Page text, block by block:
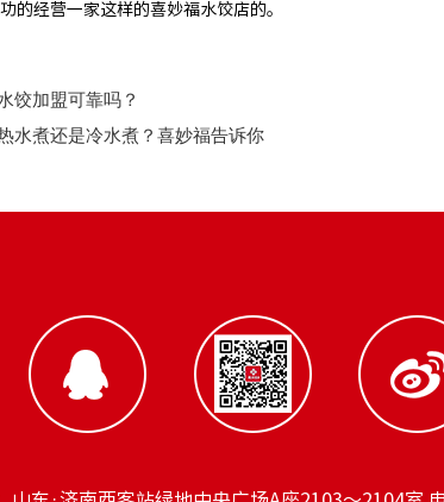
的经营一家这样的喜妙福水饺店的。
饺加盟可靠吗？
水煮还是冷水煮？喜妙福告诉你